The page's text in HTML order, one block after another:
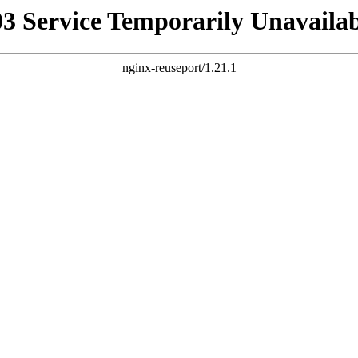
Service Temporarily
nginx-reuseport/1.21.1